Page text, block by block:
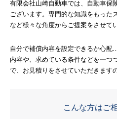
有限会社山崎自動車では、自動車保
ございます。専門的な知識をもった
など様々な角度からご提案をさせて
自分で補償内容を設定できるか心
内容や、求めている条件などを一つ
で、お見積りをさせていただきます
こんな方はご